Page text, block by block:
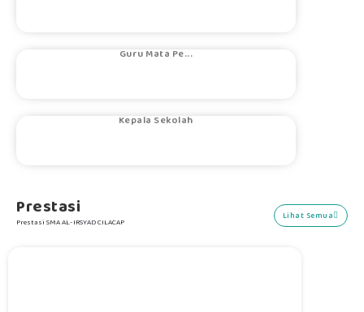
Guru Mata Pe...
Kepala Sekolah
Prestasi
Prestasi SMA AL-IRSYAD CILACAP
Lihat Semua